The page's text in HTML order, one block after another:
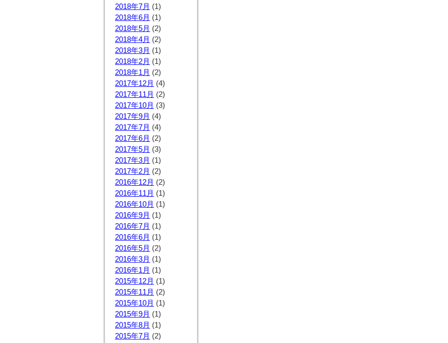
2018年7月 (1)
2018年6月 (1)
2018年5月 (2)
2018年4月 (2)
2018年3月 (1)
2018年2月 (1)
2018年1月 (2)
2017年12月 (4)
2017年11月 (2)
2017年10月 (3)
2017年9月 (4)
2017年7月 (4)
2017年6月 (2)
2017年5月 (3)
2017年3月 (1)
2017年2月 (2)
2016年12月 (2)
2016年11月 (1)
2016年10月 (1)
2016年9月 (1)
2016年7月 (1)
2016年6月 (1)
2016年5月 (2)
2016年3月 (1)
2016年1月 (1)
2015年12月 (1)
2015年11月 (2)
2015年10月 (1)
2015年9月 (1)
2015年8月 (1)
2015年7月 (2)